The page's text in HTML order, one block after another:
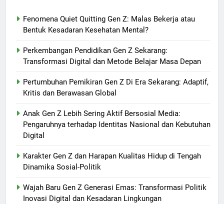
Fenomena Quiet Quitting Gen Z: Malas Bekerja atau
Bentuk Kesadaran Kesehatan Mental?
Perkembangan Pendidikan Gen Z Sekarang:
Transformasi Digital dan Metode Belajar Masa Depan
Pertumbuhan Pemikiran Gen Z Di Era Sekarang: Adaptif,
Kritis dan Berawasan Global
Anak Gen Z Lebih Sering Aktif Bersosial Media:
Pengaruhnya terhadap Identitas Nasional dan Kebutuhan
Digital
Karakter Gen Z dan Harapan Kualitas Hidup di Tengah
Dinamika Sosial-Politik
Wajah Baru Gen Z Generasi Emas: Transformasi Politik
Inovasi Digital dan Kesadaran Lingkungan